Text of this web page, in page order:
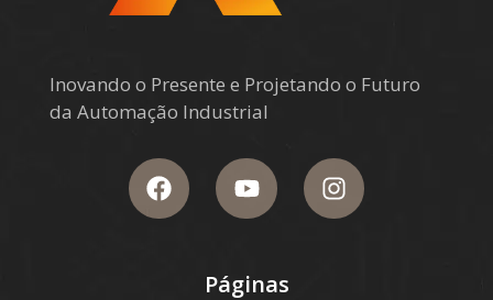
Inovando o Presente e Projetando o Futuro
da Automação Industrial
Páginas